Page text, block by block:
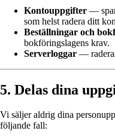
Kontouppgifter —
som helst radera ditt
Beställningar och
bokföringslagens krav.
Serverloggar —
5. Delas dina
Vi säljer aldrig dina
följande fall: